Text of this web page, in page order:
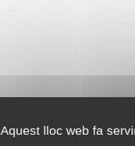
Aquest lloc web fa